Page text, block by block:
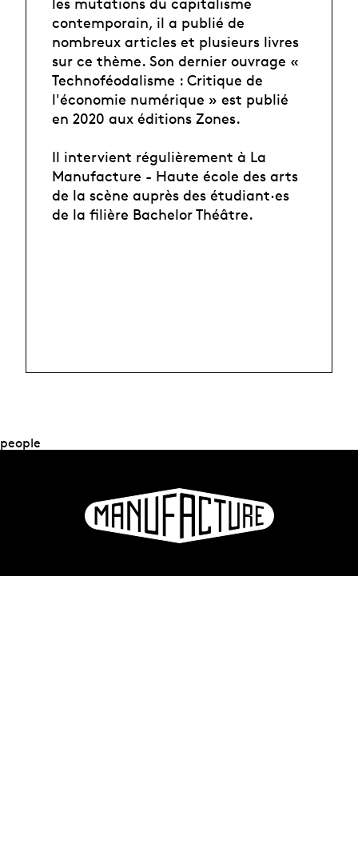
contemporain, il a publié de
nombreux articles et plusieurs livres
sur ce thème. Son dernier ouvrage «
Technoféodalisme : Critique de
l'économie numérique » est publié
en 2020 aux éditions Zones.
Il intervient régulièrement à La
Manufacture - Haute école des arts
de la scène auprès des étudiant·es
de la filière Bachelor Théâtre.
people